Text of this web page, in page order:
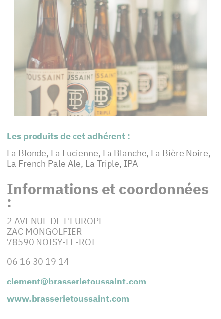
Les produits de cet adhérent :
La Blonde, La Lucienne, La Blanche, La Bière Noire,
La French Pale Ale, La Triple, IPA
Informations et coordonnées
:
2 AVENUE DE L'EUROPE
ZAC MONGOLFIER
78590 NOISY-LE-ROI
06 16 30 19 14
clement@brasserietoussaint.com
www.brasserietoussaint.com